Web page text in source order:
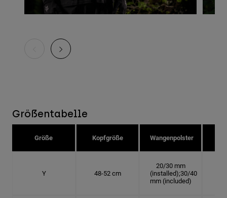
Größentabelle
Größe Kopfgröße Wangenpolster
Y 48-52 cm
20/30 mm
(installed);30/40
mm (included)